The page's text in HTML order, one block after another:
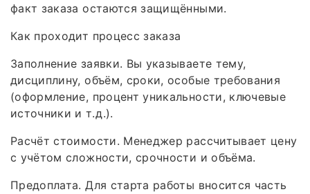
факт заказа остаются защищёнными.
Как проходит процесс заказа
Заполнение заявки. Вы указываете тему,
дисциплину, объём, сроки, особые требования
(оформление, процент уникальности, ключевые
источники и т. д.).
Расчёт стоимости. Менеджер рассчитывает цену
с учётом сложности, срочности и объёма.
Предоплата. Для старта работы вносится часть